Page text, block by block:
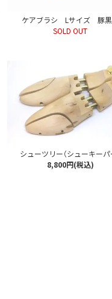
ケアブラシ Lサイズ 豚
SOLD OUT
シューツリー（シューキーパ
8,800円(税込)